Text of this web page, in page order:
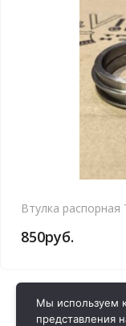
Втулка распорная
850руб.
Мы используем
представления